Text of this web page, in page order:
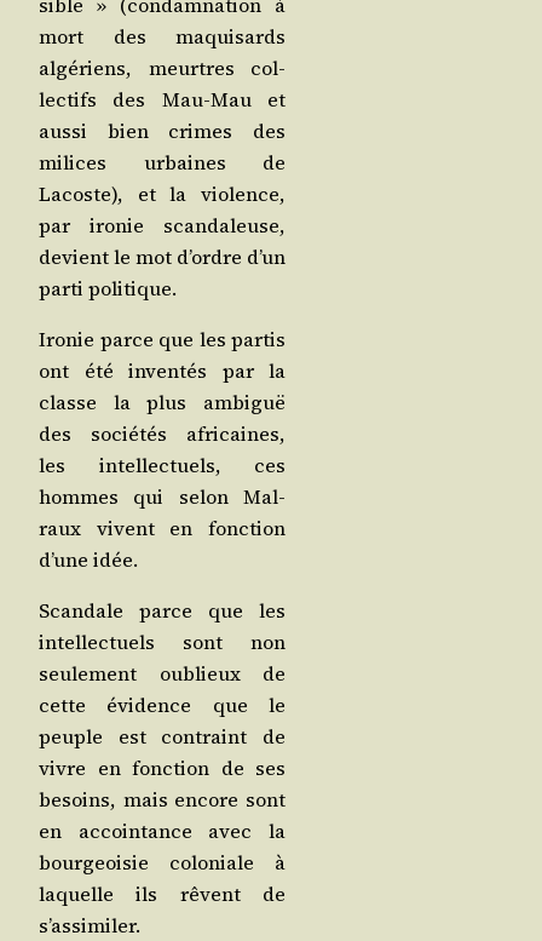
mort des maqui­sards
algé­riens, meurtres col­
lec­tifs des Mau-Mau et
aus­si bien crimes des
milices urbaines de
Lacoste), et la vio­lence,
par iro­nie scan­da­leuse,
devient le mot d’ordre d’un
par­ti politique.
Iro­nie parce que les par­tis
ont été inven­tés par la
classe la plus ambi­guë
des socié­tés afri­caines,
les intel­lec­tuels, ces
hommes qui selon Mal­
raux vivent en fonc­tion
d’une idée.
Scan­dale parce que les
intel­lec­tuels sont non
seule­ment oublieux de
cette évi­dence que le
peuple est contraint de
vivre en fonc­tion de ses
besoins, mais encore sont
en accoin­tance avec la
bour­geoi­sie colo­niale à
laquelle ils rêvent de
s’assimiler.